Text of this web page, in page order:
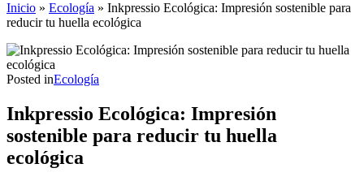
Inicio » Ecología » Inkpressio Ecológica: Impresión sostenible para
reducir tu huella ecológica
Posted inEcología
Inkpressio Ecológica: Impresión
sostenible para reducir tu huella
ecológica